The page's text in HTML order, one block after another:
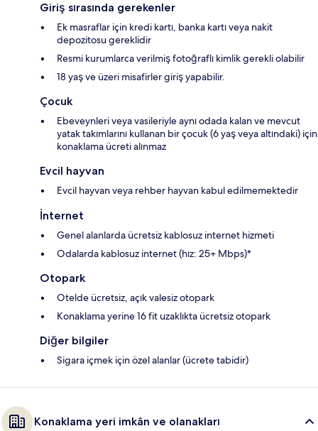
Giriş sırasında gerekenler
Ek masraflar için kredi kartı, banka kartı veya nakit
depozitosu gereklidir
Resmi kurumlarca verilmiş fotoğraflı kimlik gerekli olabilir
18 yaş ve üzeri misafirler giriş yapabilir.
Çocuk
Ebeveynleri veya vasileriyle aynı odada kalan ve mevcut
yatak takımlarını kullanan bir çocuk (6 yaş veya altındaki) için
konaklama ücreti alınmaz
Evcil hayvan
Evcil hayvan veya rehber hayvan kabul edilmemektedir
İnternet
Genel alanlarda ücretsiz kablosuz internet hizmeti
Odalarda kablosuz internet (hız: 25+ Mbps)*
Otopark
Otelde ücretsiz, açık valesiz otopark
Konaklama yerine 16 fit uzaklıkta ücretsiz otopark
Diğer bilgiler
Sigara içmek için özel alanlar (ücrete tabidir)
Konaklama yeri imkân ve olanakları